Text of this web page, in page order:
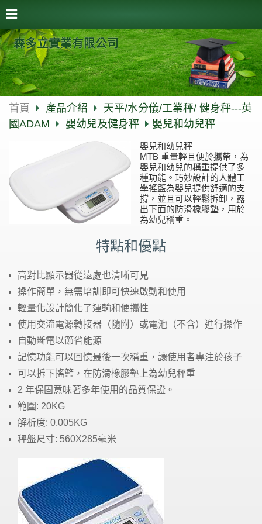
森多立實業有限公司
首頁 產品介紹
天平/水分儀/工業秤/ 健身秤---英
國ADAM
嬰幼兒及健身秤 嬰兒和幼兒秤
嬰兒和幼兒秤
MTB 重量輕且便於攜帶，為
嬰兒和幼兒的稱重提供了多
種功能。巧妙設計的人體工
學搖籃為嬰兒提供舒適的支
撐，並且可以輕鬆拆卸，露
出下面的防滑橡膠墊，用於
為幼兒稱重。
特點和優點
高對比顯示器從遠處也清晰可見
操作簡單，無需培訓即可快速啟動和使用
輕量化設計簡化了運輸和便攜性
使用交流電源轉接器（隨附）或電池（不含）進行操作
自動斷電以節省能源
記憶功能可以回憶最後一次稱重，讓使用者專注於孩子
可以拆下搖籃，在防滑橡膠墊上為幼兒秤重
2 年保固意味著多年使用的品質保證。
範圍: 20KG
解析度: 0.005KG
秤盤尺寸: 560X285毫米